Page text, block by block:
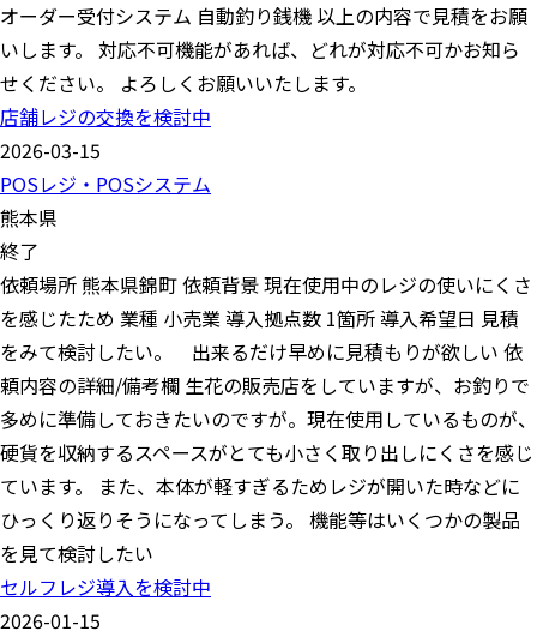
オーダー受付システム 自動釣り銭機 以上の内容で見積をお願
いします。 対応不可機能があれば、どれが対応不可かお知ら
せください。 よろしくお願いいたします。
店舗レジの交換を検討中
2026-03-15
POSレジ・POSシステム
熊本県
終了
依頼場所 熊本県錦町 依頼背景 現在使用中のレジの使いにくさ
を感じたため 業種 小売業 導入拠点数 1箇所 導入希望日 見積
をみて検討したい。 出来るだけ早めに見積もりが欲しい 依
頼内容の詳細/備考欄 生花の販売店をしていますが、お釣りで
多めに準備しておきたいのですが。現在使用しているものが、
硬貨を収納するスペースがとても小さく取り出しにくさを感じ
ています。 また、本体が軽すぎるためレジが開いた時などに
ひっくり返りそうになってしまう。 機能等はいくつかの製品
を見て検討したい
セルフレジ導入を検討中
2026-01-15